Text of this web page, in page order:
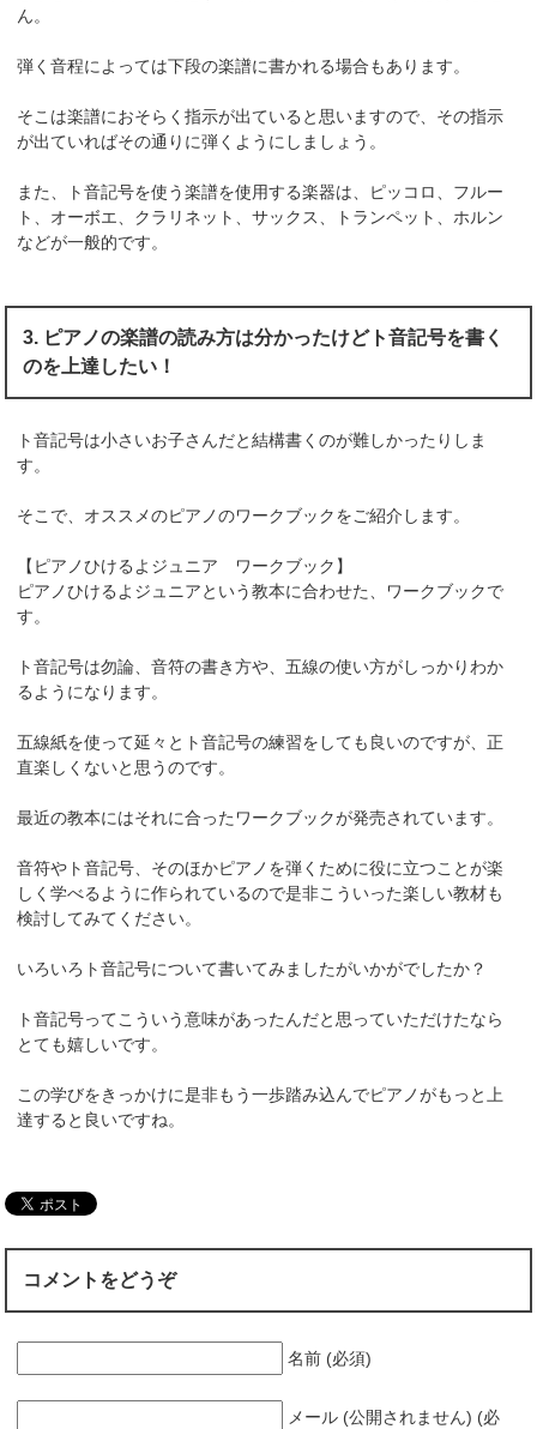
ん。
弾く音程によっては下段の楽譜に書かれる場合もあります。
そこは楽譜におそらく指示が出ていると思いますので、その指示
が出ていればその通りに弾くようにしましょう。
また、ト音記号を使う楽譜を使用する楽器は、ピッコロ、フルー
ト、オーボエ、クラリネット、サックス、トランペット、ホルン
などが一般的です。
3. ピアノの楽譜の読み方は分かったけどト音記号を書く
のを上達したい！
ト音記号は小さいお子さんだと結構書くのが難しかったりしま
す。
そこで、オススメのピアノのワークブックをご紹介します。
【ピアノひけるよジュニア ワークブック】
ピアノひけるよジュニアという教本に合わせた、ワークブックで
す。
ト音記号は勿論、音符の書き方や、五線の使い方がしっかりわか
るようになります。
五線紙を使って延々とト音記号の練習をしても良いのですが、正
直楽しくないと思うのです。
最近の教本にはそれに合ったワークブックが発売されています。
音符やト音記号、そのほかピアノを弾くために役に立つことが楽
しく学べるように作られているので是非こういった楽しい教材も
検討してみてください。
いろいろト音記号について書いてみましたがいかがでしたか？
ト音記号ってこういう意味があったんだと思っていただけたなら
とても嬉しいです。
この学びをきっかけに是非もう一歩踏み込んでピアノがもっと上
達すると良いですね。
コメントをどうぞ
名前 (必須)
メール (公開されません) (必